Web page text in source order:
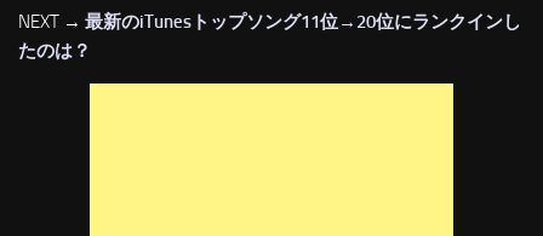
NEXT → 最新のiTunesトップソング11位→20位にランクインし
たのは？